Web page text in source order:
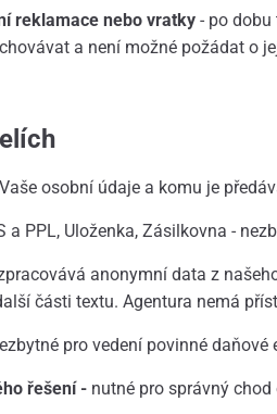
reklamace nebo vratky- po dobu
a není možné požádat o
osobní údaje a komu je
a PPL, Uloženka, Zásilkovna -
anonymní data z
části textu. Agentura nemá
pro vedení povinné daňové
řešení - nutné pro správný